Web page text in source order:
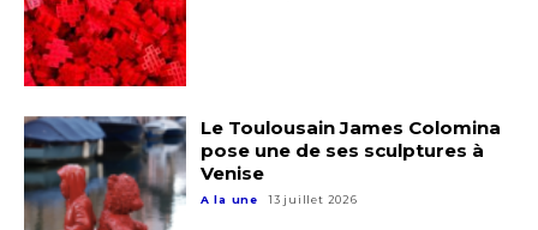
Nom
Prénom
Statut / Organisation
Adresse email*
Le Toulousain James Colomina
pose une de ses sculptures à
Venise
A la une 13 juillet 2026